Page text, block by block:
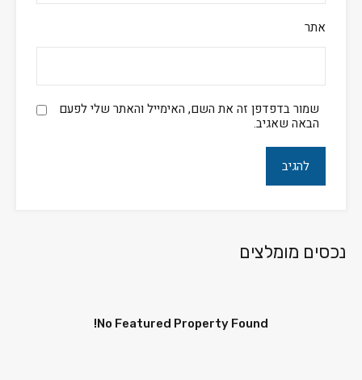
אתר
שמור בדפדפן זה את השם, האימייל והאתר שלי לפעם
הבאה שאגיב.
נכסים מומלצים
No Featured Property Found!